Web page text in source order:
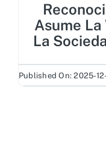
Asume
La
Published On: 2025-